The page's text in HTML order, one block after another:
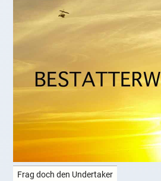
Frag doch den Undertaker